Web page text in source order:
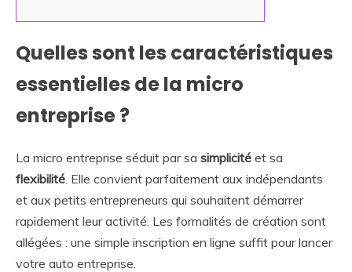
Quelles sont les caractéristiques
essentielles de la micro
entreprise ?
La micro entreprise séduit par sa simplicité et sa
flexibilité . Elle convient parfaitement aux indépendants
et aux petits entrepreneurs qui souhaitent démarrer
rapidement leur activité. Les formalités de création sont
allégées : une simple inscription en ligne suffit pour lancer
votre auto entreprise.